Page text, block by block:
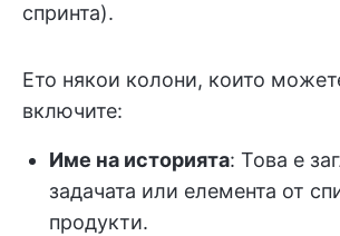
спринта).
Ето някои колони, които
включите:
Име на историята: Това е
задачата или елемента от
продукти.